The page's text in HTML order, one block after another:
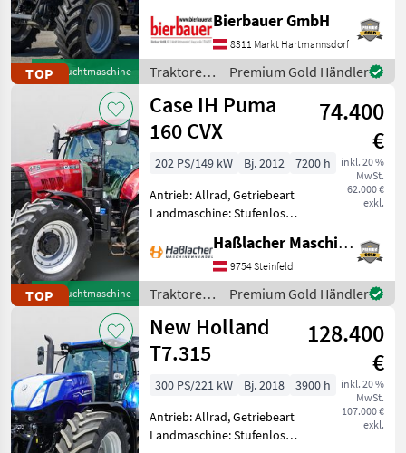
TOPGebrauchtmaschine
Plattform: Kabine,
Zapfwellendrehzahl:
540/540E/1000,
Höchstgeschwindigkeit in
km/h: 40 km/h, Aufladung:
Tu
Bierbauer GmbH
8311 Markt Hartmannsdorf
Traktoren
/ Massey
Ferguson
Premium Gold Händler
TOPGebrauchtmaschine
Case IH Puma
160 CVX
74.400
€
inkl. 20 %
MwSt.
62.000 €
exkl.
202 PS/149 kW Bj. 2012
7200 h
Antrieb: Allrad, Getriebeart
Landmaschine: Stufenloses
Zapfwellendrehzahl:
540/750/1000,
Höchstgeschwindigkeit in
km/h: 40 km/h, Aufladung:
T
Haßlacher Maschinenhandel
9754 Steinfeld
Traktoren
/ Case IH
Premium Gold Händler
New Holland
T7.315
128.400
€
inkl. 20 %
MwSt.
107.000 €
exkl.
300 PS/221 kW Bj. 2018
3900 h
Antrieb: Allrad, Getriebeart
Landmaschine: Stufenloses